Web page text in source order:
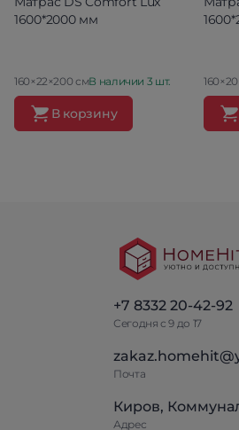
1600*2000 мм
160×22×200 смВ наличии 3 шт.
В корзину
+7 8332 20-42-92
Сегодня с 9 до 17
Почта
Киров,
Адрес